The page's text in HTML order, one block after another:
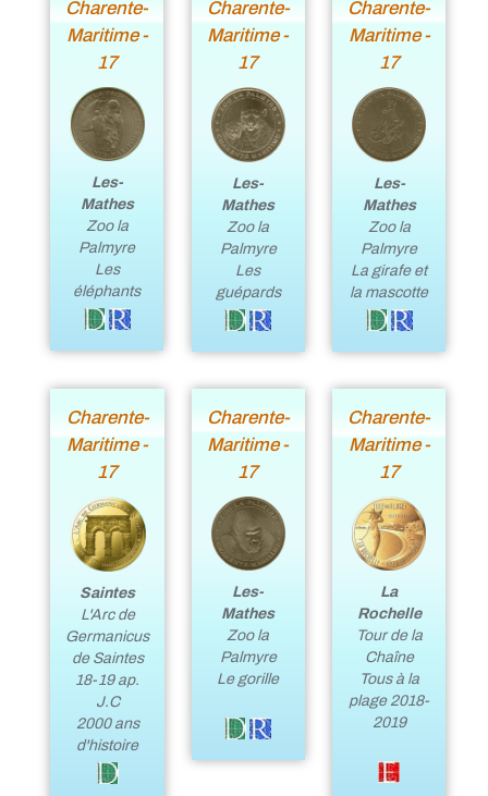
Charente-
Maritime -
17
Les-
Mathes
Zoo la
Palmyre
Les
éléphants
Charente-
Maritime -
17
Les-
Mathes
Zoo la
Palmyre
Les
guépards
Charente-
Maritime -
17
Les-
Mathes
Zoo la
Palmyre
La girafe et
la mascotte
Charente-
Maritime -
17
Saintes
L'Arc de
Germanicus
de Saintes
18-19 ap.
J.C
2000 ans
d'histoire
Charente-
Maritime -
17
Les-
Mathes
Zoo la
Palmyre
Le gorille
Charente-
Maritime -
17
La
Rochelle
Tour de la
Chaîne
Tous à la
plage 2018-
2019